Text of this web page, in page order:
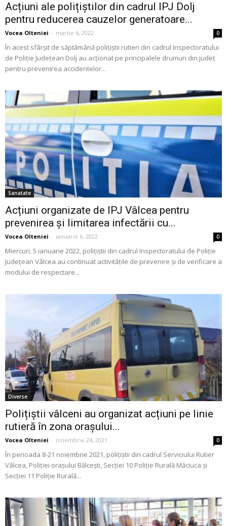
Acțiuni ale polițiștilor din cadrul IPJ Dolj
pentru reducerea cauzelor generatoare...
Vocea Olteniei - martie 6, 2022 0
În acest sfârșit de săptămână poliţiştii rutieri din cadrul Inspectoratului
de Poliție Județean Dolj au acționat pe principalele drumuri din județ
pentru prevenirea accidentelor...
Sanatate
Acțiuni organizate de IPJ Vâlcea pentru
prevenirea și limitarea infectării cu...
Vocea Olteniei - ianuarie 6, 2022 0
Miercuri, 5 ianuarie 2022, polițiștii din cadrul Inspectoratului de Poliție
Județean Vâlcea au continuat activitățile de prevenire și de verificare a
modului de respectare...
Diverse
Polițiștii vâlceni au organizat acțiuni pe linie
rutieră în zona orașului...
Vocea Olteniei - noiembrie 24, 2021 0
În perioada 8-21 noiembrie 2021, polițiștii din cadrul Serviciului Rutier
Vâlcea, Poliției orașului Bălcești, Secției 10 Poliție Rurală Măciuca și
Secției 11 Poliție Rurală...